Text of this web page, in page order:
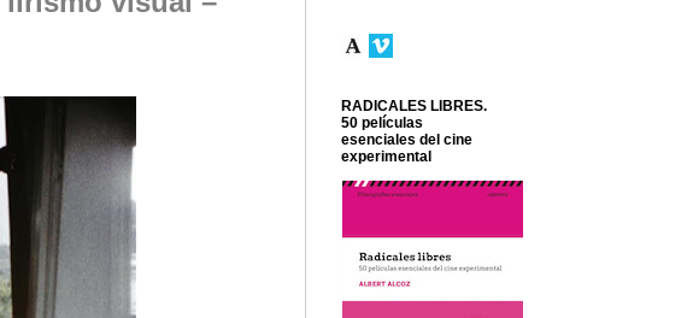
RADICALES LIBRES.
50 películas
esenciales del cine
experimental